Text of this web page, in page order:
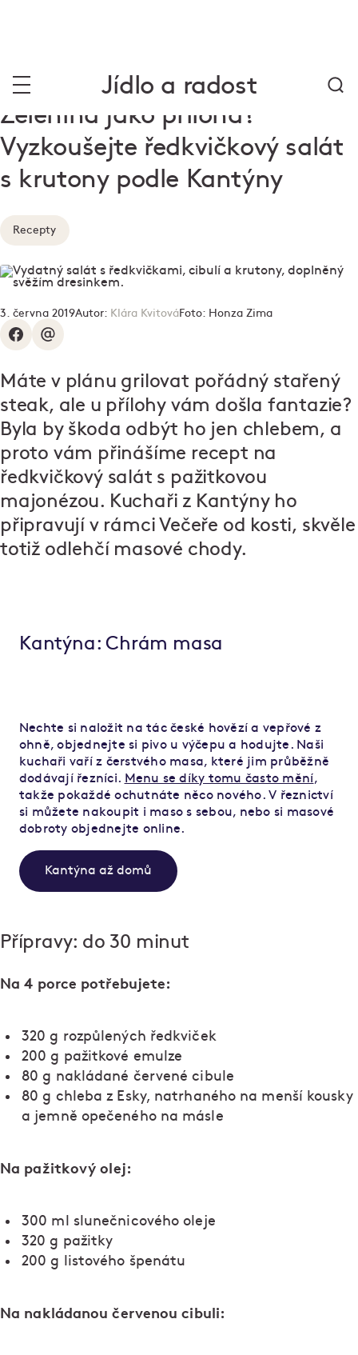
Jídlo a radost
Zelenina jako příloha?
Vyzkoušejte ředkvičkový salát
s krutony podle Kantýny
Recepty
3. června 2019Autor: Klára KvitováFoto: Honza Zima
Máte v plánu grilovat pořádný stařený
steak, ale u přílohy vám došla fantazie?
Byla by škoda odbýt ho jen chlebem, a
proto vám přinášíme recept na
ředkvičkový salát s pažitkovou
majonézou. Kuchaři z Kantýny ho
připravují v rámci Večeře od kosti, skvěle
totiž odlehčí masové chody.
Kantýna: Chrám masa
Nechte si naložit na tác české hovězí a vepřové z
ohně, objednejte si pivo u výčepu a hodujte. Naši
kuchaři vaří z čerstvého masa, které jim průběžně
dodávají řezníci. Menu se díky tomu často mění ,
takže pokaždé ochutnáte něco nového. V řeznictví
si můžete nakoupit i maso s sebou, nebo si masové
dobroty objednejte online.
Kantýna až domů
Přípravy: do 30 minut
Na 4 porce potřebujete:
320 g rozpůlených ředkviček
200 g pažitkové emulze
80 g nakládané červené cibule
80 g chleba z Esky, natrhaného na menší kousky
a jemně opečeného na másle
Na pažitkový olej:
300 ml slunečnicového oleje
320 g pažitky
200 g listového špenátu
Na nakládanou červenou cibuli: